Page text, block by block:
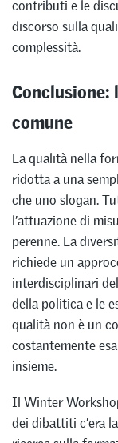
contributi e le
discorso sulla
complessità.
comune
La qualità nella
ridotta a una
che uno slogan.
l’attuazione di
perenne. La
richiede un
interdisciplinari
della politica e le
qualità non è un
costantemente
insieme.
Il Winter
dei dibattiti c’era